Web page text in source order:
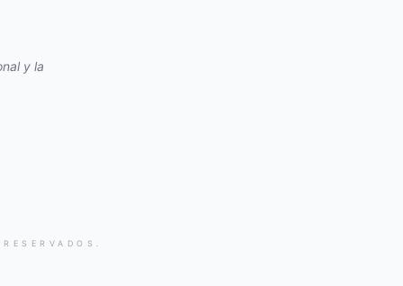
y la